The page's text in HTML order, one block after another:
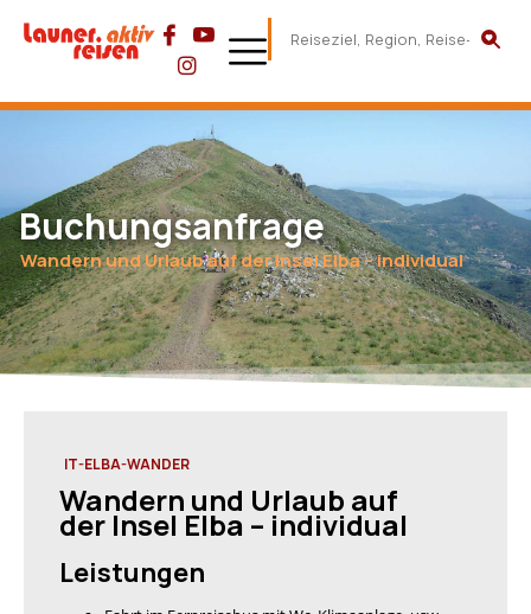
Buchungsanfrage
Wandern und Urlaub auf der Insel Elba – individual
IT-ELBA-WANDER
Wandern und Urlaub auf
der Insel Elba – individual
Leistungen